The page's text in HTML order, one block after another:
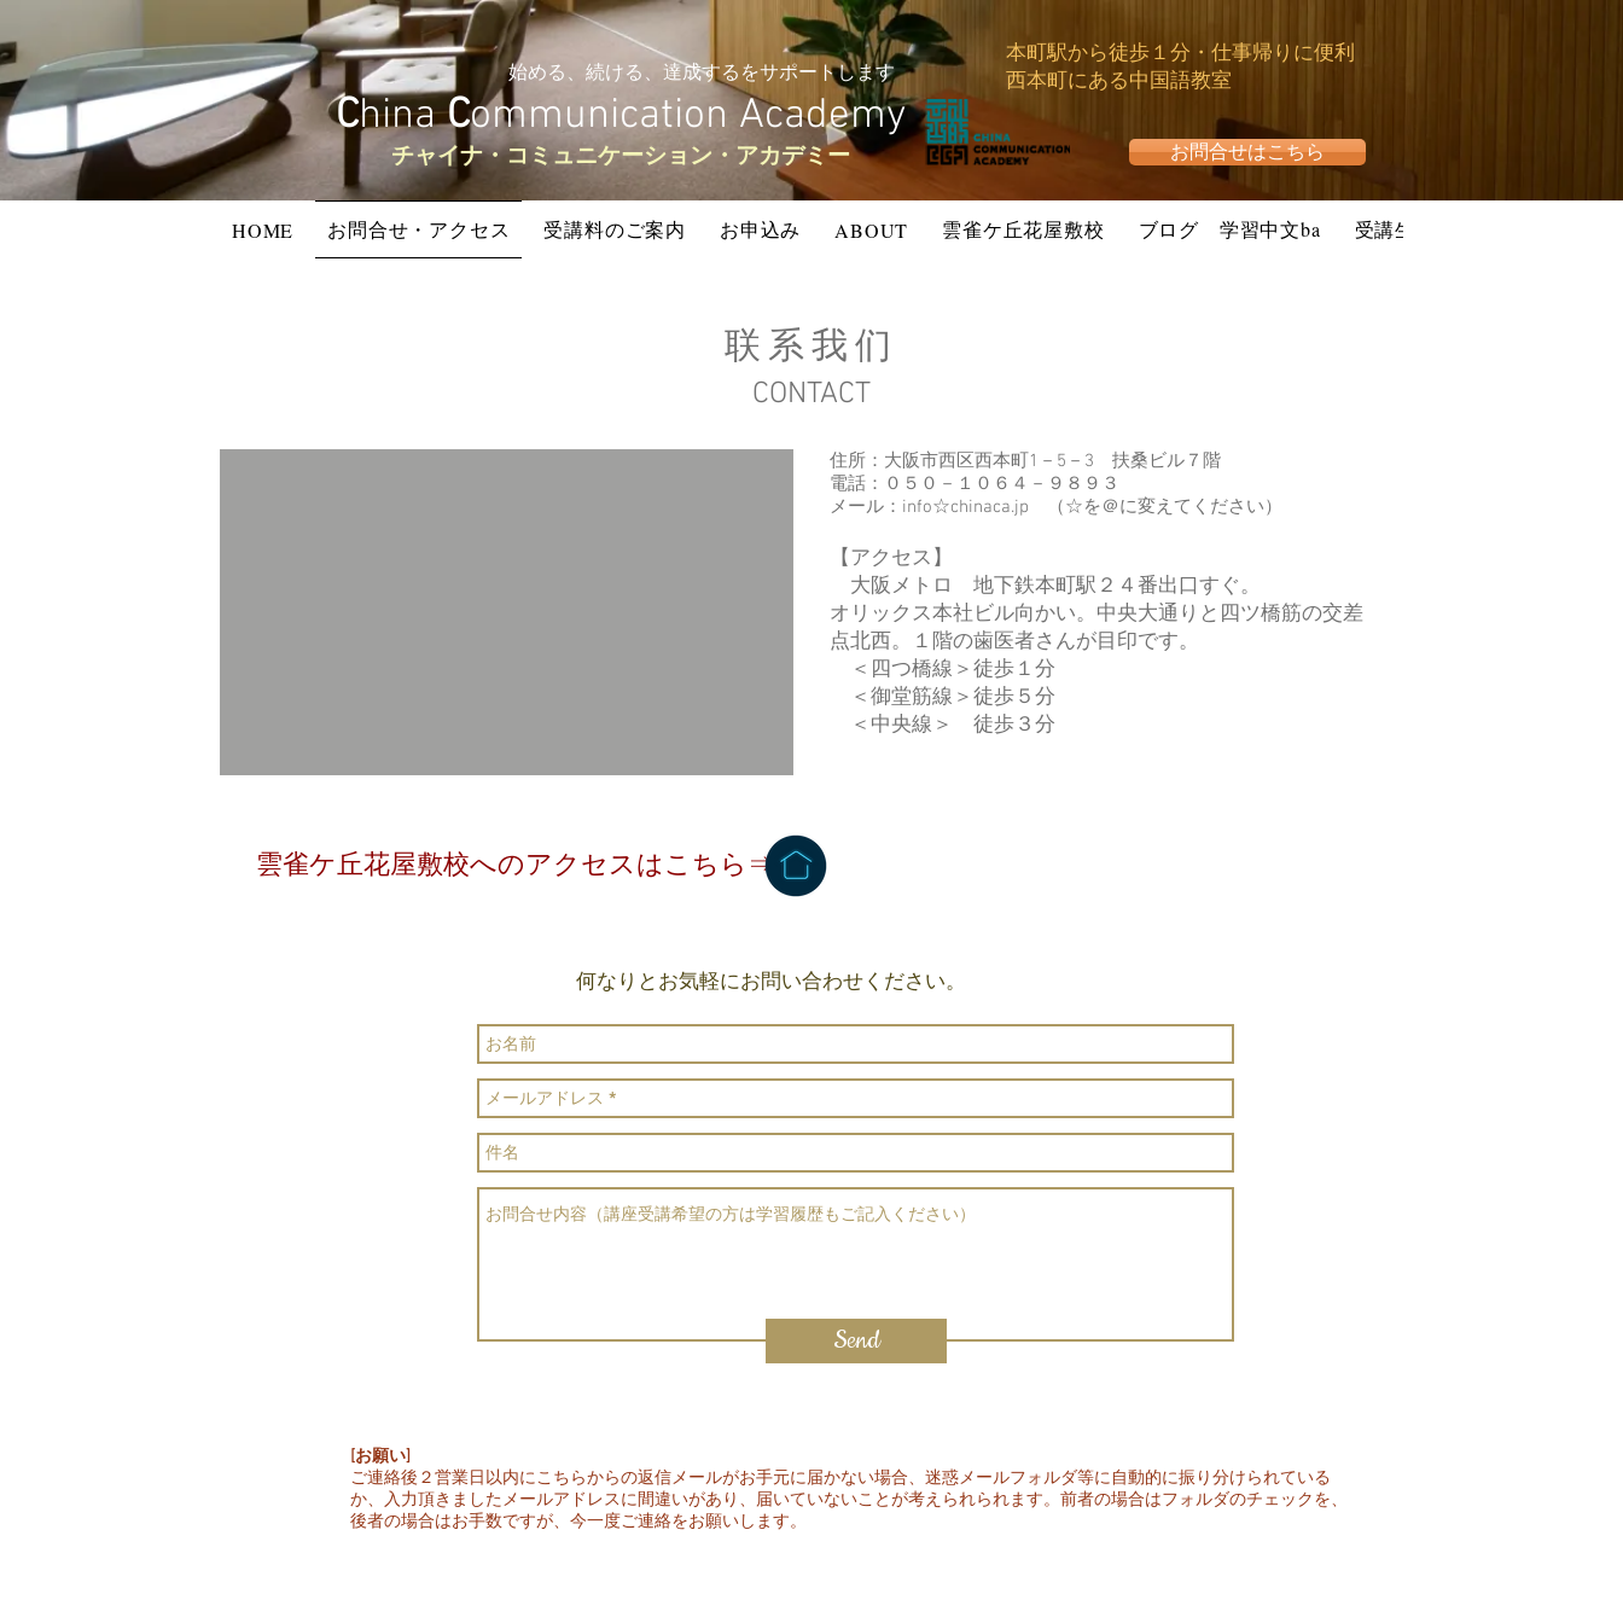
始める、続ける、達成するをサポートします
​本町駅から徒歩１分・仕事帰りに便利
西本町にある中国語教室
お問合せはこちら
ChinaCommunication Academy
​チャイナ・コミュニケーション・アカデミー
HOME お問合せ・アクセス 受講料のご案内 お申込み ABOUT 雲雀ケ丘花屋敷校 ブログ 学習中文ba 受講生専用ページ
联系我们
CONTACT
雲雀ケ丘花屋敷校へのアクセスはこちら⇒
住所：大阪市西区西本町1－5－3 扶桑ビル７階
電話：０５０－１０６４－９８９３
メール：info☆chinaca.jp （☆を＠に変えてください）
【アクセス】
大阪メトロ 地下鉄本町駅２４番出口すぐ。
オリックス本社ビル向かい。中央大通りと四ツ橋筋の交差
点北西。１階の歯医者さんが目印です。
＜四つ橋線＞徒歩１分
＜御堂筋線＞徒歩５分
＜中央線＞ 徒歩３分
何なりとお気軽にお問い合わせください。
Send
[お願い]
ご連絡後２営業日以内にこちらからの返信メールがお手元に届かない場合、迷惑メールフォルダ等に自動的に振り分けられている
か、入力頂きましたメールアドレスに間違いがあり、届いていないことが考えられられます。前者の場合はフォルダのチェックを、
後者の場合はお手数ですが、今一度ご連絡をお願いします。